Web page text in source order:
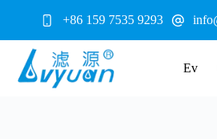
+86 159 7535 9293
Ev